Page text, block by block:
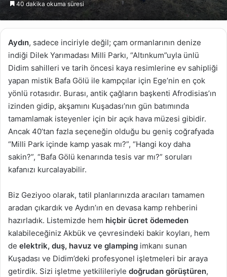
göndermek
40 dakika okuma süresi
Aydın, sadece inciriyle değil; çam ormanlarının denize
indiği Dilek Yarımadası Milli Parkı, “Altınkum”uyla ünlü
Didim sahilleri ve tarih öncesi kaya resimlerine ev sahipliği
yapan mistik Bafa Gölü ile kampçılar için Ege’nin en çok
yönlü rotasıdır. Burası, antik çağların başkenti Afrodisias’ın
izinden gidip, akşamını Kuşadası’nın gün batımında
tamamlamak isteyenler için bir açık hava müzesi gibidir.
Ancak 40’tan fazla seçeneğin olduğu bu geniş coğrafyada
“Milli Park içinde kamp yasak mı?”, “Hangi koy daha
sakin?”, “Bafa Gölü kenarında tesis var mı?” soruları
kafanızı kurcalayabilir.
Biz Geziyoo olarak, tatil planlarınızda aracıları tamamen
aradan çıkardık ve Aydın’ın en devasa kamp rehberini
hazırladık. Listemizde hem hiçbir ücret ödemeden
kalabileceğiniz Akbük ve çevresindeki bakir koyları, hem
de elektrik, duş, havuz ve glamping imkanı sunan
Kuşadası ve Didim’deki profesyonel işletmeleri bir araya
getirdik. Sizi işletme yetkilileriyle doğrudan görüştüren,